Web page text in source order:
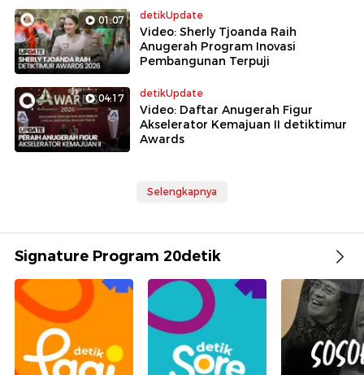
01:07 detikUpdate
Video: Sherly Tjoanda Raih
Anugerah Program Inovasi
Pembangunan Terpuji
04:17 detikUpdate
Video: Daftar Anugerah Figur
Akselerator Kemajuan II detiktimur
Awards
Selengkapnya
Signature Program 20detik